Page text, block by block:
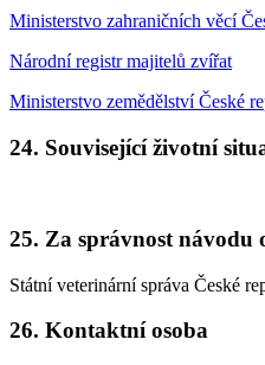
Ministerstvo zahraničních věcí
Národní registr majitelů zvířat
Ministerstvo zemědělství České
24. Související životní
25. Za správnost návodu
Státní veterinární správa České
26. Kontaktní osoba